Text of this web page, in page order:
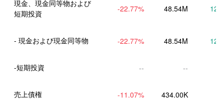
現金、現金同等物および
短期投資
-22.77% 48.54M
- 現金および現金同等物 -22.77% 48.54M
-短期投資 -- --
売上債権 -11.07% 434.00K